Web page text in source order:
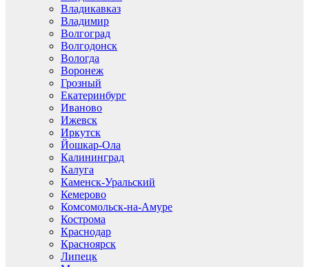
Владикавказ
Владимир
Волгоград
Волгодонск
Вологда
Воронеж
Грозный
Екатеринбург
Иваново
Ижевск
Иркутск
Йошкар-Ола
Калининград
Калуга
Каменск-Уральский
Кемерово
Комсомольск-на-Амуре
Кострома
Краснодар
Красноярск
Липецк